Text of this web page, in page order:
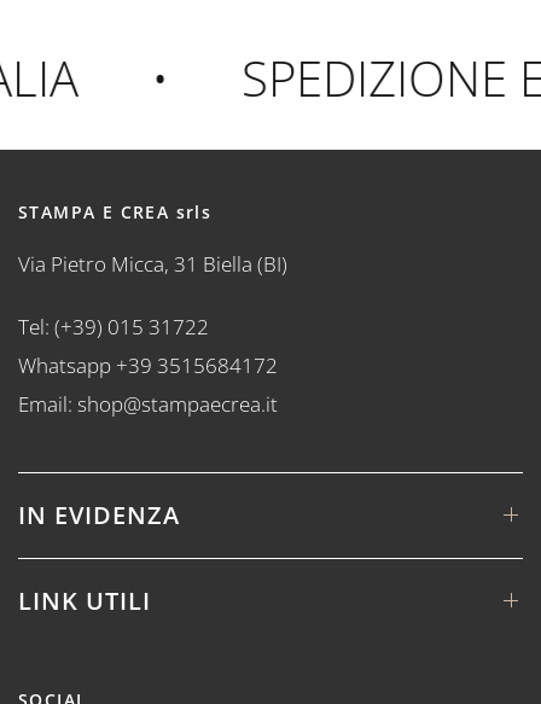
SPEDIZIONE
STAMPA E CREA srls
Via Pietro Micca, 31 Biella (BI)
Tel: (+39) 015 31722
Whatsapp +39 3515684172
Email: shop@stampaecrea.it
IN EVIDENZA
LINK UTILI
SOCIAL